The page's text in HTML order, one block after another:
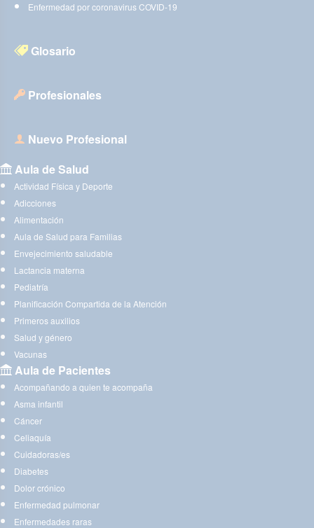
Enfermedad por coronavirus COVID-19
Glosario
Profesionales
Nuevo Profesional
Aula de Salud
Actividad Física y Deporte
Adicciones
Alimentación
Aula de Salud para Familias
Envejecimiento saludable
Lactancia materna
Pediatría
Planificación Compartida de la Atención
Primeros auxilios
Salud y género
Vacunas
Aula de Pacientes
Acompañando a quien te acompaña
Asma infantil
Cáncer
Celiaquía
Cuidadoras/es
Diabetes
Dolor crónico
Enfermedad pulmonar
Enfermedades raras